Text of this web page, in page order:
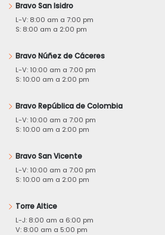
Bravo San Isidro
L-V: 8:00 am a 7:00 pm
S: 8:00 am a 2:00 pm
Bravo Núñez de Cáceres
L-V: 10:00 am a 7:00 pm
S: 10:00 am a 2:00 pm
Bravo República de Colombia
L-V: 10:00 am a 7:00 pm
S: 10:00 am a 2:00 pm
Bravo San Vicente
L-V: 10:00 am a 7:00 pm
S: 10:00 am a 2:00 pm
Torre Altice
L-J: 8:00 am a 6:00 pm
V: 8:00 am a 5:00 pm